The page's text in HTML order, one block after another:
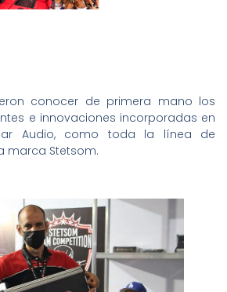
conocer de primera mano los
e innovaciones incorporadas en
Audio, como toda la línea de
marca Stetsom.